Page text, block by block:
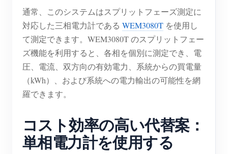
通常、このシステムはスプリットフェーズ測定に
対応した三相電力計である WEM3080T を使用し
て測定できます。WEM3080T のスプリットフェー
ズ機能を利用すると、各相を個別に測定でき、電
圧、電流、双方向の有効電力、系統からの買電量
（kWh）、および系統への電力輸出の可能性を網
羅できます。
コスト効率の高い代替案：
単相電力計を使用する